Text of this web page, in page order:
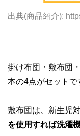
出典(商品紹介):
掛け布団・敷布団
本の4点がセットで
敷布団は、新生児
を使用すれば洗濯